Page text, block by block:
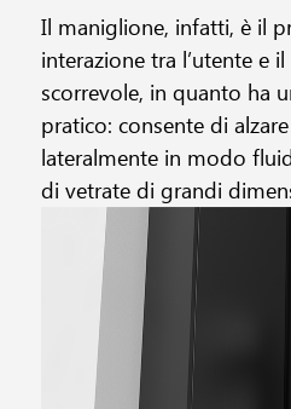
Il maniglione, infatti, è il
interazione tra l’utente e
scorrevole, in quanto ha
pratico: consente di
lateralmente in modo
di vetrate di grandi